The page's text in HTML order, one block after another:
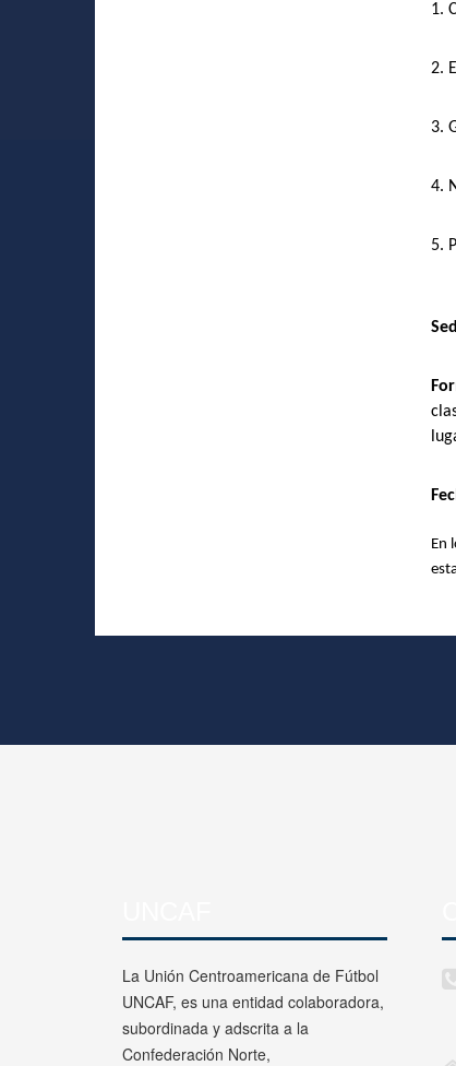
1.
2.
3.
4.
5.
En
La Unión Centroamericana de Fútbol
UNCAF, es una entidad colaboradora,
subordinada y adscrita a la
Confederación Norte,